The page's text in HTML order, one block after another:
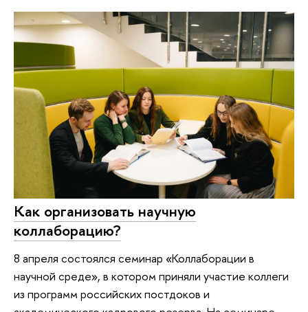
Как организовать научную
коллаборацию?
8 апреля состоялся семинар «Коллаборации в
научной среде», в котором приняли участие коллеги
из программ российских постдоков и